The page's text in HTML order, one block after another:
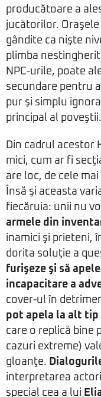
producătoare a
jucătorilor.
gândite ca nişte
plimba
NPC-urile, poate
secundare pentru
pur şi simplu
principal al poveştii.
Din cadrul acestor
mici, cum ar fi
are loc, de cele
Însă şi aceasta
fiecăruia: unii nu
armele din
inamici şi prieteni,
dorita soluţie a
furişeze şi să
incapacitare a
cover-ul în
pot apela la alt tip
care o replică bine
cazuri extreme)
gloanţe.
interpretarea
special cea a lui